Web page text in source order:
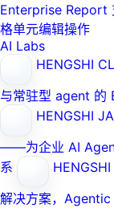
Enterprise Report
格单元编辑操作
AI Labs
HENGSHI
与常驻型 agent 的
HENGSHI
——为企业 AI
系
解决方案，Agentic